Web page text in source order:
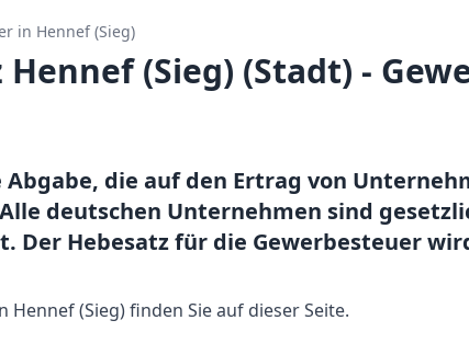
in Hennef (Sieg)
(Sieg) (Stadt) -
die auf den Ertrag von
deutschen Unternehmen sind
Der Hebesatz für die Gewerbesteuer
(Sieg) finden Sie auf dieser Seite.